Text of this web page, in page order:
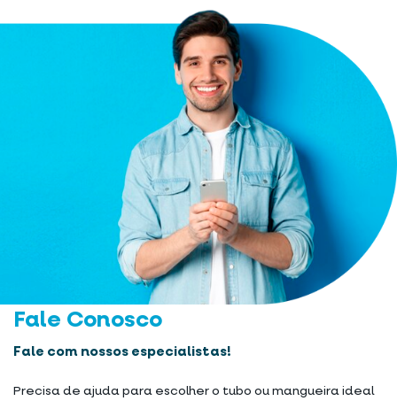
Fale Conosco
Fale com nossos especialistas!
Precisa de ajuda para escolher o tubo ou mangueira ideal